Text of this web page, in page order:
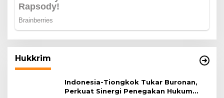
Hukkrim
Indonesia-Tiongkok Tukar Buronan,
Perkuat Sinergi Penegakan Hukum